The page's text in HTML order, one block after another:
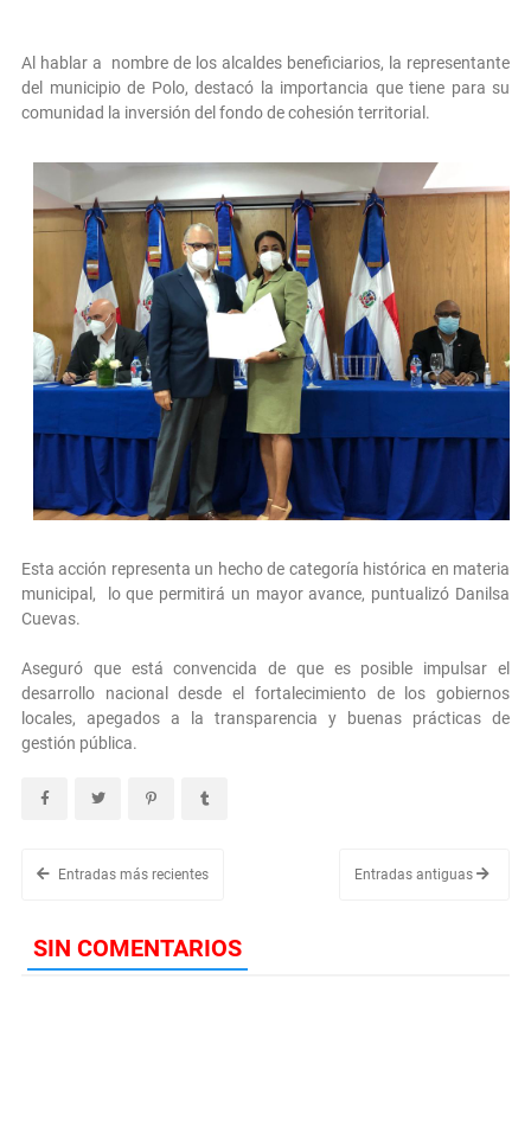
Al hablar a nombre de los alcaldes beneficiarios, la representante
del municipio de Polo, destacó la importancia que tiene para su
comunidad la inversión del fondo de cohesión territorial.
Esta acción representa un hecho de categoría histórica en materia
municipal, lo que permitirá un mayor avance, puntualizó Danilsa
Cuevas.
Aseguró que está convencida de que es posible impulsar el
desarrollo nacional desde el fortalecimiento de los gobiernos
locales, apegados a la transparencia y buenas prácticas de
gestión pública.
Entradas más recientes Entradas antiguas
SIN COMENTARIOS